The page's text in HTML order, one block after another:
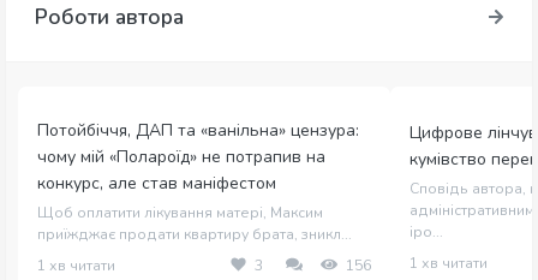
Роботи автора
Потойбіччя, ДАП та «ванільна» цензура:
чому мій «Полароїд» не потрапив на
конкурс, але став маніфестом
Щоб оплатити лікування матері, Максим
приїжджає продати квартиру брата, зникл...
1 хв читати
3 156
Цифрове
кумівство
Сповідь автора,
іро...
1 хв читати